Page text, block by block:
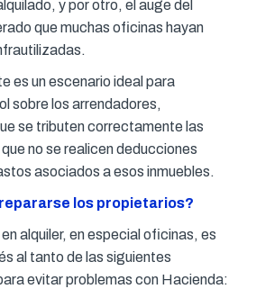
y por otro, el auge del
que muchas oficinas hayan
es un escenario ideal para
sobre los arrendadores,
se tributen correctamente las
no se realicen deducciones
asociados a esos inmuebles.
los propietarios?
alquiler, en especial oficinas, es
al tanto de las siguientes
evitar problemas con Hacienda: